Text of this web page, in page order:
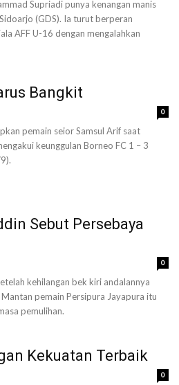
Supriadi punya kenangan manis
(GDS). Ia turut berperan
AFF U-16 dengan mengalahkan
Bangkit
0
pemain seior Samsul Arif saat
keunggulan Borneo FC 1 – 3
Sebut Persebaya
0
kehilangan bek kiri andalannya
pemain Persipura Jayapura itu
pemulihan.
Kekuatan Terbaik
0